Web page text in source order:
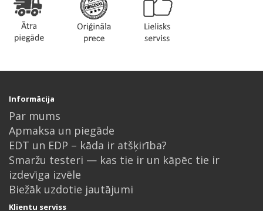
Informācija
Par mums
Apmaksa un piegāde
EDT un EDP – kāda ir atšķirība?
Smaržu testeri — kas tie ir un kāpēc tie ir
izdevīga izvēle
Biežāk uzdotie jautājumi
Klientu serviss